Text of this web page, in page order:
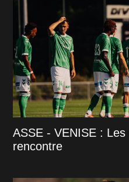
ASSE - VENISE :
rencontre